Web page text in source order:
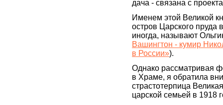
дача - связана с
Именем этой Великой
остров Царского пруда
иногда, называют
Вашингтон - кумир
в России»).
Однако рассматривая
в Храме, я обратила
страстотерпица
царской семьей в 1918